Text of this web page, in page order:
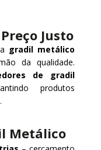
Justo
gradil metálico
da qualidade.
de gradil
produtos
Metálico